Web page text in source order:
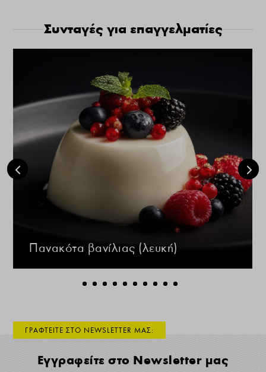
Συνταγές για επαγγελματίες
Πανακότα βανίλιας (λευκή)
ΓΡΑΦΤΕΙΤΕ ΣΤΟ NEWSLETTER ΜΑΣ:
Εγγραφείτε στο Newsletter μας